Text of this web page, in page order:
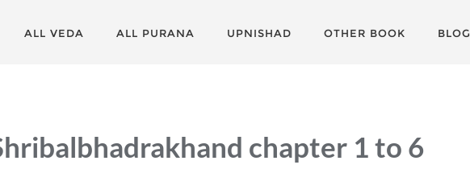
ALL VEDA ALL PURANA UPNISHAD OTHER BOOK BLOG
chapter 1 to 6